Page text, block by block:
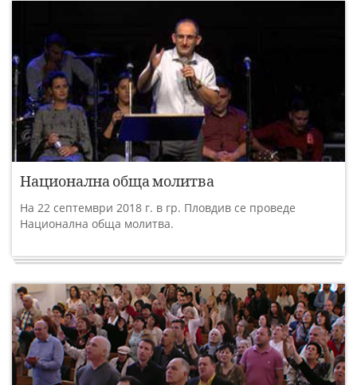
Национална обща молитва
На 22 септември 2018 г. в гр. Пловдив се проведе
Национална обща молитва.